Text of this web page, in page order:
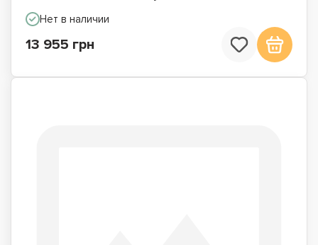
Нет в наличии
13 955 грн